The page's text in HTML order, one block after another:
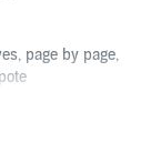
page by page,
been waiting so